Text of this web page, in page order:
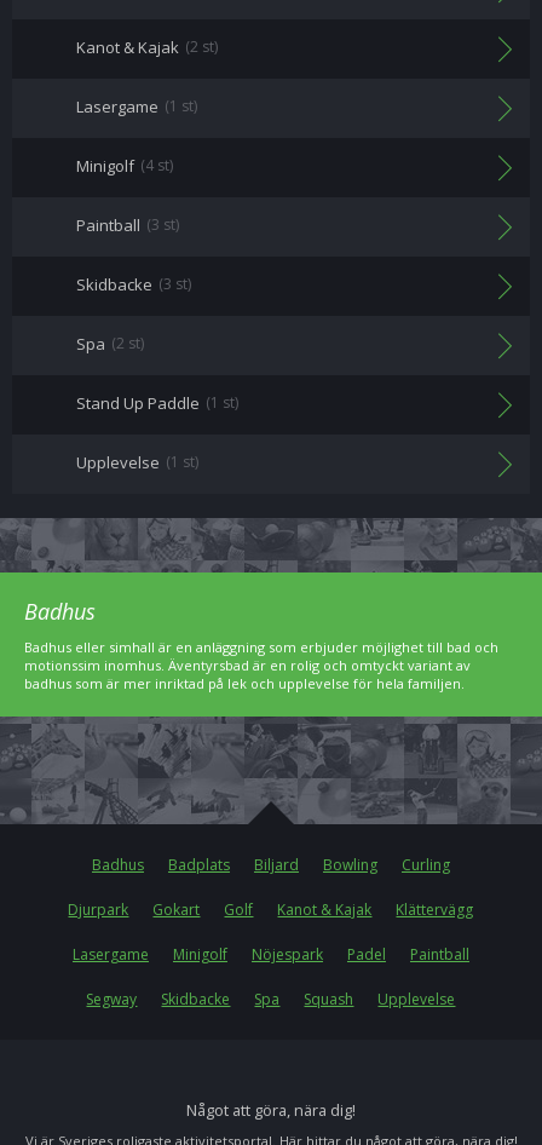
Kanot & Kajak (2 st)
Lasergame (1 st)
Minigolf (4 st)
Paintball (3 st)
Skidbacke (3 st)
Spa (2 st)
Stand Up Paddle (1 st)
Upplevelse (1 st)
Badhus
Badhus eller simhall är en anläggning som erbjuder möjlighet till bad och
motionssim inomhus. Äventyrsbad är en rolig och omtyckt variant av
badhus som är mer inriktad på lek och upplevelse för hela familjen.
Badhus Badplats Biljard Bowling Curling
Djurpark Gokart Golf Kanot & Kajak Klättervägg
Lasergame Minigolf Nöjespark Padel Paintball
Segway Skidbacke Spa Squash Upplevelse
Något att göra, nära dig!
Vi är Sveriges roligaste aktivitetsportal. Här hittar du något att göra, nära dig!